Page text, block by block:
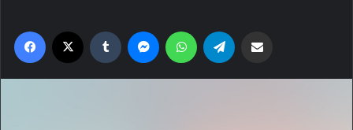
Facebook Tumblr MessengerWhatsApp